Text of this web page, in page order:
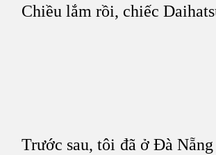
Chiều lắm rồi, chiếc
Trước sau, tôi đã ở Đà